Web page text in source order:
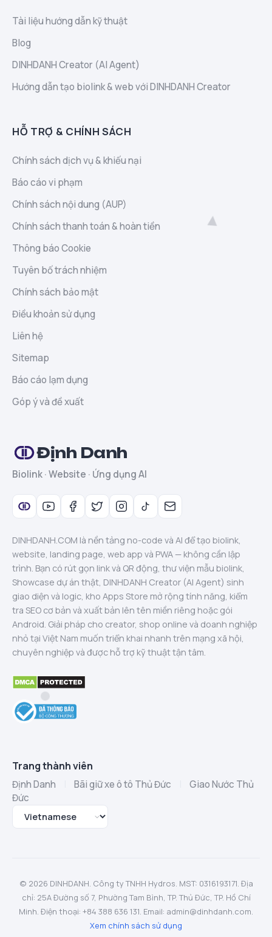
Tài liệu hướng dẫn kỹ thuật
Blog
DINHDANH Creator (AI Agent)
Hướng dẫn tạo biolink & web với DINHDANH Creator
HỖ TRỢ & CHÍNH SÁCH
Chính sách dịch vụ & khiếu nại
Báo cáo vi phạm
Chính sách nội dung (AUP)
Chính sách thanh toán & hoàn tiền
Thông báo Cookie
Tuyên bố trách nhiệm
Chính sách bảo mật
Điều khoản sử dụng
Liên hệ
Sitemap
Báo cáo lạm dụng
Góp ý và đề xuất
Định Danh
Biolink · Website · Ứng dụng AI
DINHDANH.COM là nền tảng no-code và AI để tạo biolink,
website, landing page, web app và PWA — không cần lập
trình. Bạn có rút gọn link và QR động, thư viện mẫu biolink,
Showcase dự án thật, DINHDANH Creator (AI Agent) sinh
giao diện và logic, kho Apps Store mở rộng tính năng, kiểm
tra SEO cơ bản và xuất bản lên tên miền riêng hoặc gói
Android. Giải pháp cho creator, shop online và doanh nghiệp
nhỏ tại Việt Nam muốn triển khai nhanh trên mạng xã hội,
chuyên nghiệp và được hỗ trợ kỹ thuật tận tâm.
Trang thành viên
Định Danh Bãi giữ xe ô tô Thủ Đức
Giao Nước Thủ
Đức
© 2026 DINHDANH. Công ty TNHH Hydros. MST: 0316193171. Địa
chỉ: 25A Đường số 7, Phường Tam Bình, TP. Thủ Đức, TP. Hồ Chí
Minh. Điện thoại: +84 388 636 131. Email: admin@dinhdanh.com.
Xem chính sách sử dụng